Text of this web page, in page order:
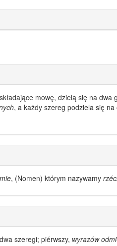
mowę, dzielą się na dwa
, a każdy szereg podziela się
, (Nomen) którym nazywamy
szeregi; piérwszy, wyrazów